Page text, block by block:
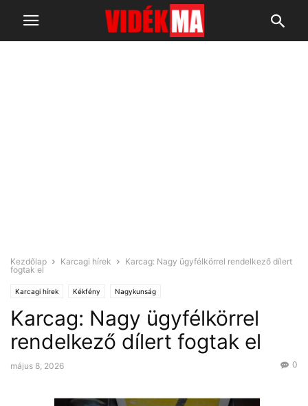
Kezdőlap Karcagi hírek
Karcag: Nagy ügyfélkörrel rendelkező dílert
fogtak el
Karcagi hírek Kékfény Nagykunság
Karcag: Nagy ügyfélkörrel
rendelkező dílert fogtak el
május 8, 2026 0